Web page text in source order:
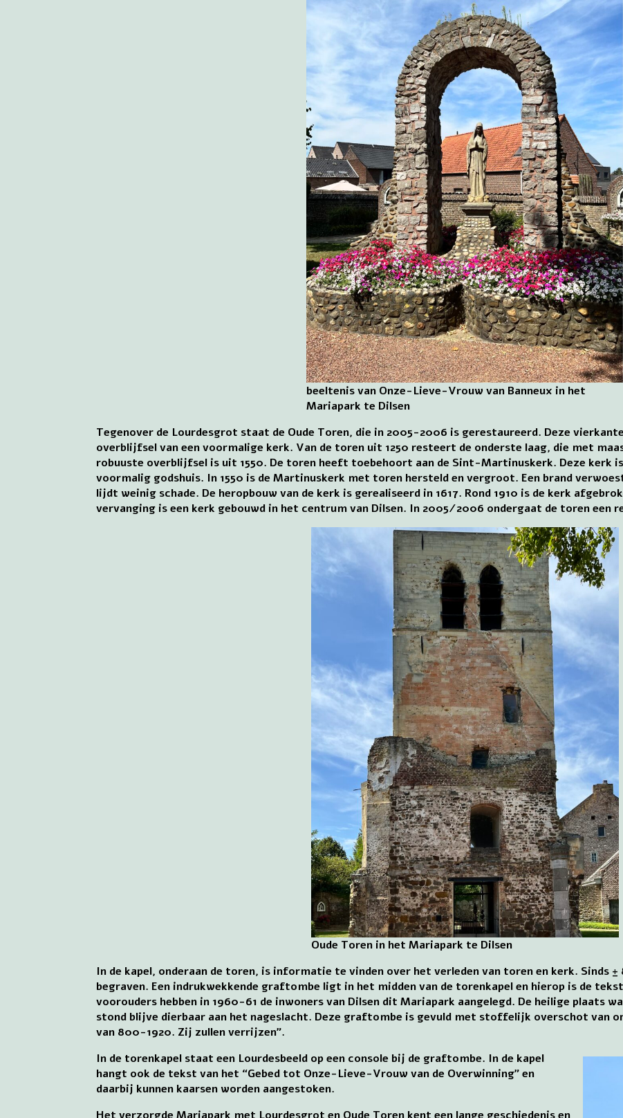
beeltenis van Onze-Lieve-Vrouw van Banneux in het
Mariapark te Dilsen
Tegenover de Lourdesgrot staat de Oude Toren, die in 2005-2006 is gerestaureerd. Deze
overblijfsel van een voormalige kerk. Van de toren uit 1250 resteert de onderste laag, die met
robuuste overblijfsel is uit 1550. De toren heeft toebehoort aan de Sint-Martinuskerk. Deze kerk is
voormalig godshuis. In 1550 is de Martinuskerk met toren hersteld en vergroot. Een brand
lijdt weinig schade. De heropbouw van de kerk is gerealiseerd in 1617. Rond 1910 is de kerk
vervanging is een kerk gebouwd in het centrum van Dilsen. In 2005/2006 ondergaat de toren een
Oude Toren in het Mariapark te Dilsen
In de kapel, onderaan de toren, is informatie te vinden over het verleden van toren en kerk. Sinds
begraven. Een indrukwekkende graftombe ligt in het midden van de torenkapel en hierop is de
voorouders hebben in 1960-61 de inwoners van Dilsen dit Mariapark aangelegd. De heilige plaats
stond blijve dierbaar aan het nageslacht. Deze graftombe is gevuld met stoffelijk overschot van
van 800-1920. Zij zullen verrijzen”.
In de torenkapel staat een Lourdesbeeld op een console bij de graftombe. In de kapel
hangt ook de tekst van het “Gebed tot Onze-Lieve-Vrouw van de Overwinning” en
daarbij kunnen kaarsen worden aangestoken.